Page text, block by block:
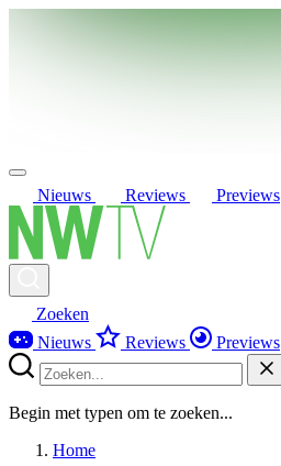
Nieuws Reviews Previews
Zoeken
Nieuws
Reviews Previews
Begin met typen om te zoeken...
Home